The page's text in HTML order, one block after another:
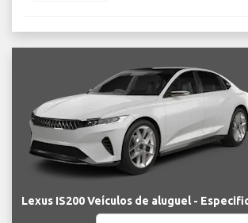
Lexus IS200 Veículos de aluguel -